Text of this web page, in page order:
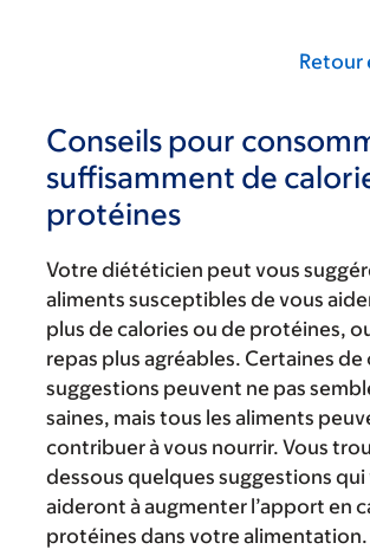
Retour
Conseils pour
suffisamment de
protéines
Votre diététicien peut vous
aliments susceptibles de vous
plus de calories ou de protéines,
repas plus agréables. Certaines de
suggestions peuvent ne pas
saines, mais tous les aliments
contribuer à vous nourrir. Vous
dessous quelques suggestions qui
aideront à augmenter l’apport en
protéines dans votre alimentation.